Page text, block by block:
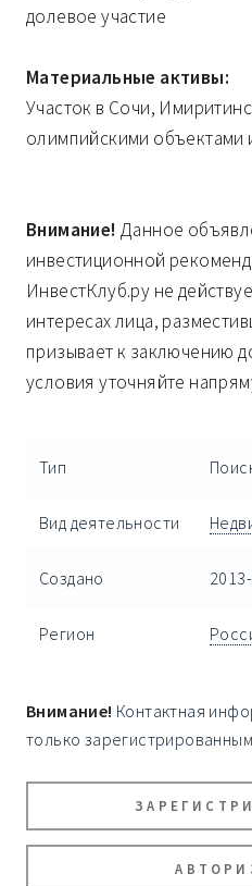
долевое участие
Материальные активы:
Участок в Сочи,
олимпийскими
Внимание! Данное
инвестиционной
ИнвестКлуб.ру не
интересах лица,
призывает к заключению
условия уточняйте
Тип
Вид деятельности
Создано
Регион
Внимание! Контактная
только